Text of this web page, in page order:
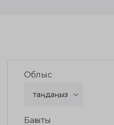
Облыс
таңдаңыз
Бағыты